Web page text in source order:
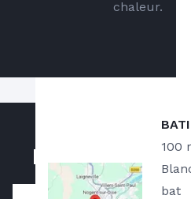
Basée à Montataire100
bat
Nos